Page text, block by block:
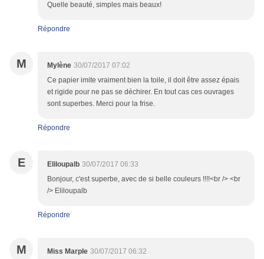
Quelle beauté, simples mais beaux!
Répondre
M Mylène 30/07/2017 07:02
Ce papier imite vraiment bien la toile, il doit être assez épais
et rigide pour ne pas se déchirer. En tout cas ces ouvrages
sont superbes. Merci pour la frise.
Répondre
E Eliloupalb 30/07/2017 06:33
Bonjour, c'est superbe, avec de si belle couleurs !!!!<br /> <br
/> Eliloupalb
Répondre
M Miss Marple 30/07/2017 06:32